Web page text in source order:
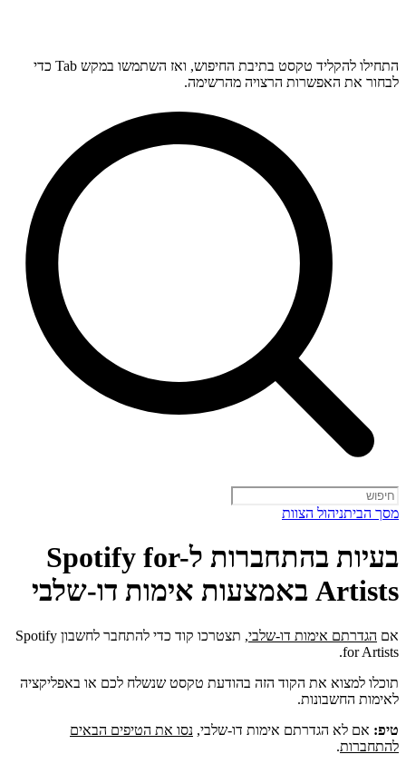
התחילו להקליד טקסט בתיבת החיפוש, ואז השתמשו במקש Tab כדי
לבחור את האפשרות הרצויה מהרשימה.
מסך הביתניהול הצוות
בעיות בהתחברות ל-Spotify for
Artists באמצעות אימות דו-שלבי
אם הגדרתם אימות דו-שלבי
, תצטרכו קוד כדי להתחבר לחשבון Spotify
for Artists.
תוכלו למצוא את הקוד הזה בהודעת טקסט שנשלח לכם או באפליקציה
לאימות החשבונות.
טיפ: אם לא הגדרתם אימות דו-שלבי, נסו את הטיפים הבאים
להתחברות.